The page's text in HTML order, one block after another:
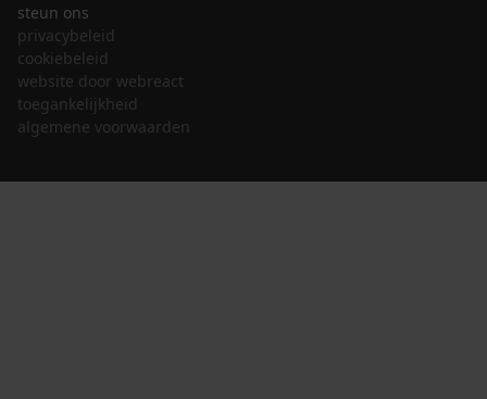
steun ons
privacybeleid
cookiebeleid
website door webreact
toegankelijkheid
algemene voorwaarden